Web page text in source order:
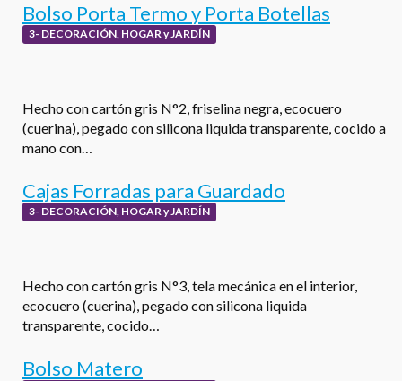
Bolso Porta Termo y Porta Botellas
3- DECORACIÓN, HOGAR y JARDÍN
Hecho con cartón gris N°2, friselina negra, ecocuero
(cuerina), pegado con silicona liquida transparente, cocido a
mano con…
Cajas Forradas para Guardado
3- DECORACIÓN, HOGAR y JARDÍN
Hecho con cartón gris N°3, tela mecánica en el interior,
ecocuero (cuerina), pegado con silicona liquida
transparente, cocido…
Bolso Matero